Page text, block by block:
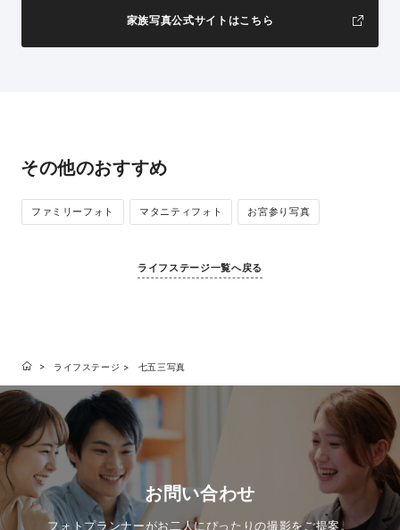
家族写真公式サイトはこちら
その他のおすすめ
ファミリーフォト マタニティフォト お宮参り写真
ライフステージ一覧へ戻る
ライフステージ 七五三写真
お問い合わせ
フォトプランナーがお二人にぴったりの撮影をご提案。